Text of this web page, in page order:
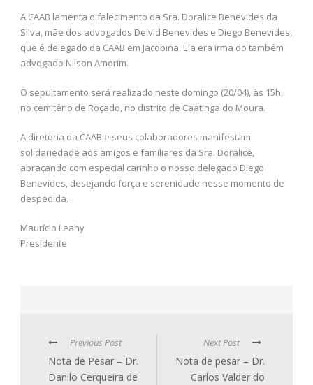
A CAAB lamenta o falecimento da Sra. Doralice Benevides da
Silva, mãe dos advogados Deivid Benevides e Diego Benevides,
que é delegado da CAAB em Jacobina. Ela era irmã do também
advogado Nilson Amorim.
O sepultamento será realizado neste domingo (20/04), às 15h,
no cemitério de Roçado, no distrito de Caatinga do Moura.
A diretoria da CAAB e seus colaboradores manifestam
solidariedade aos amigos e familiares da Sra. Doralice,
abraçando com especial carinho o nosso delegado Diego
Benevides, desejando força e serenidade nesse momento de
despedida.
Maurício Leahy
Presidente
Previous Post
Nota de Pesar – Dr.
Danilo Cerqueira de
Next Post
Nota de pesar – Dr.
Carlos Valder do